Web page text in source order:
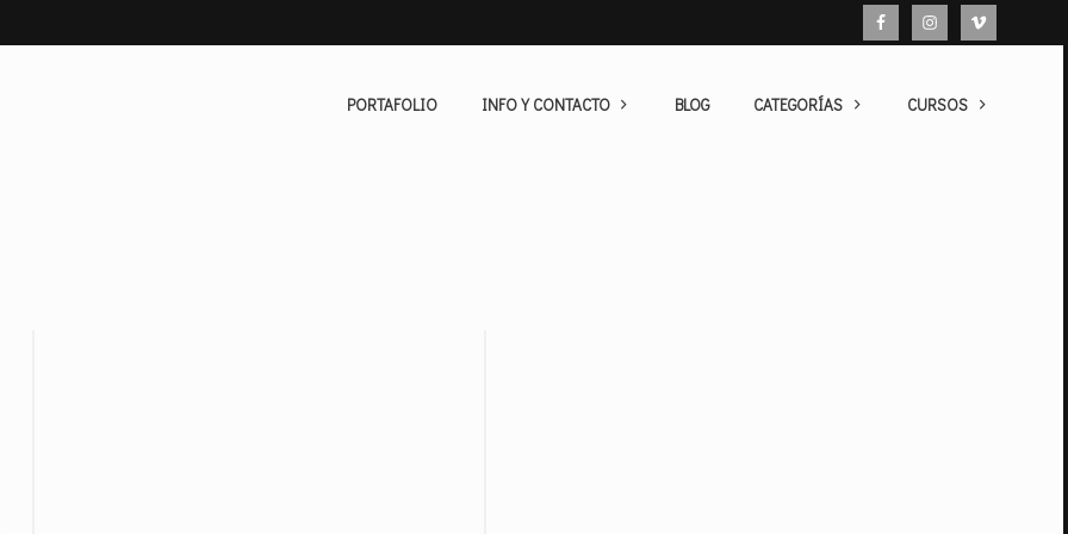
PORTAFOLIO INFO Y CONTACTO BLOG CATEGORÍAS CURSOS